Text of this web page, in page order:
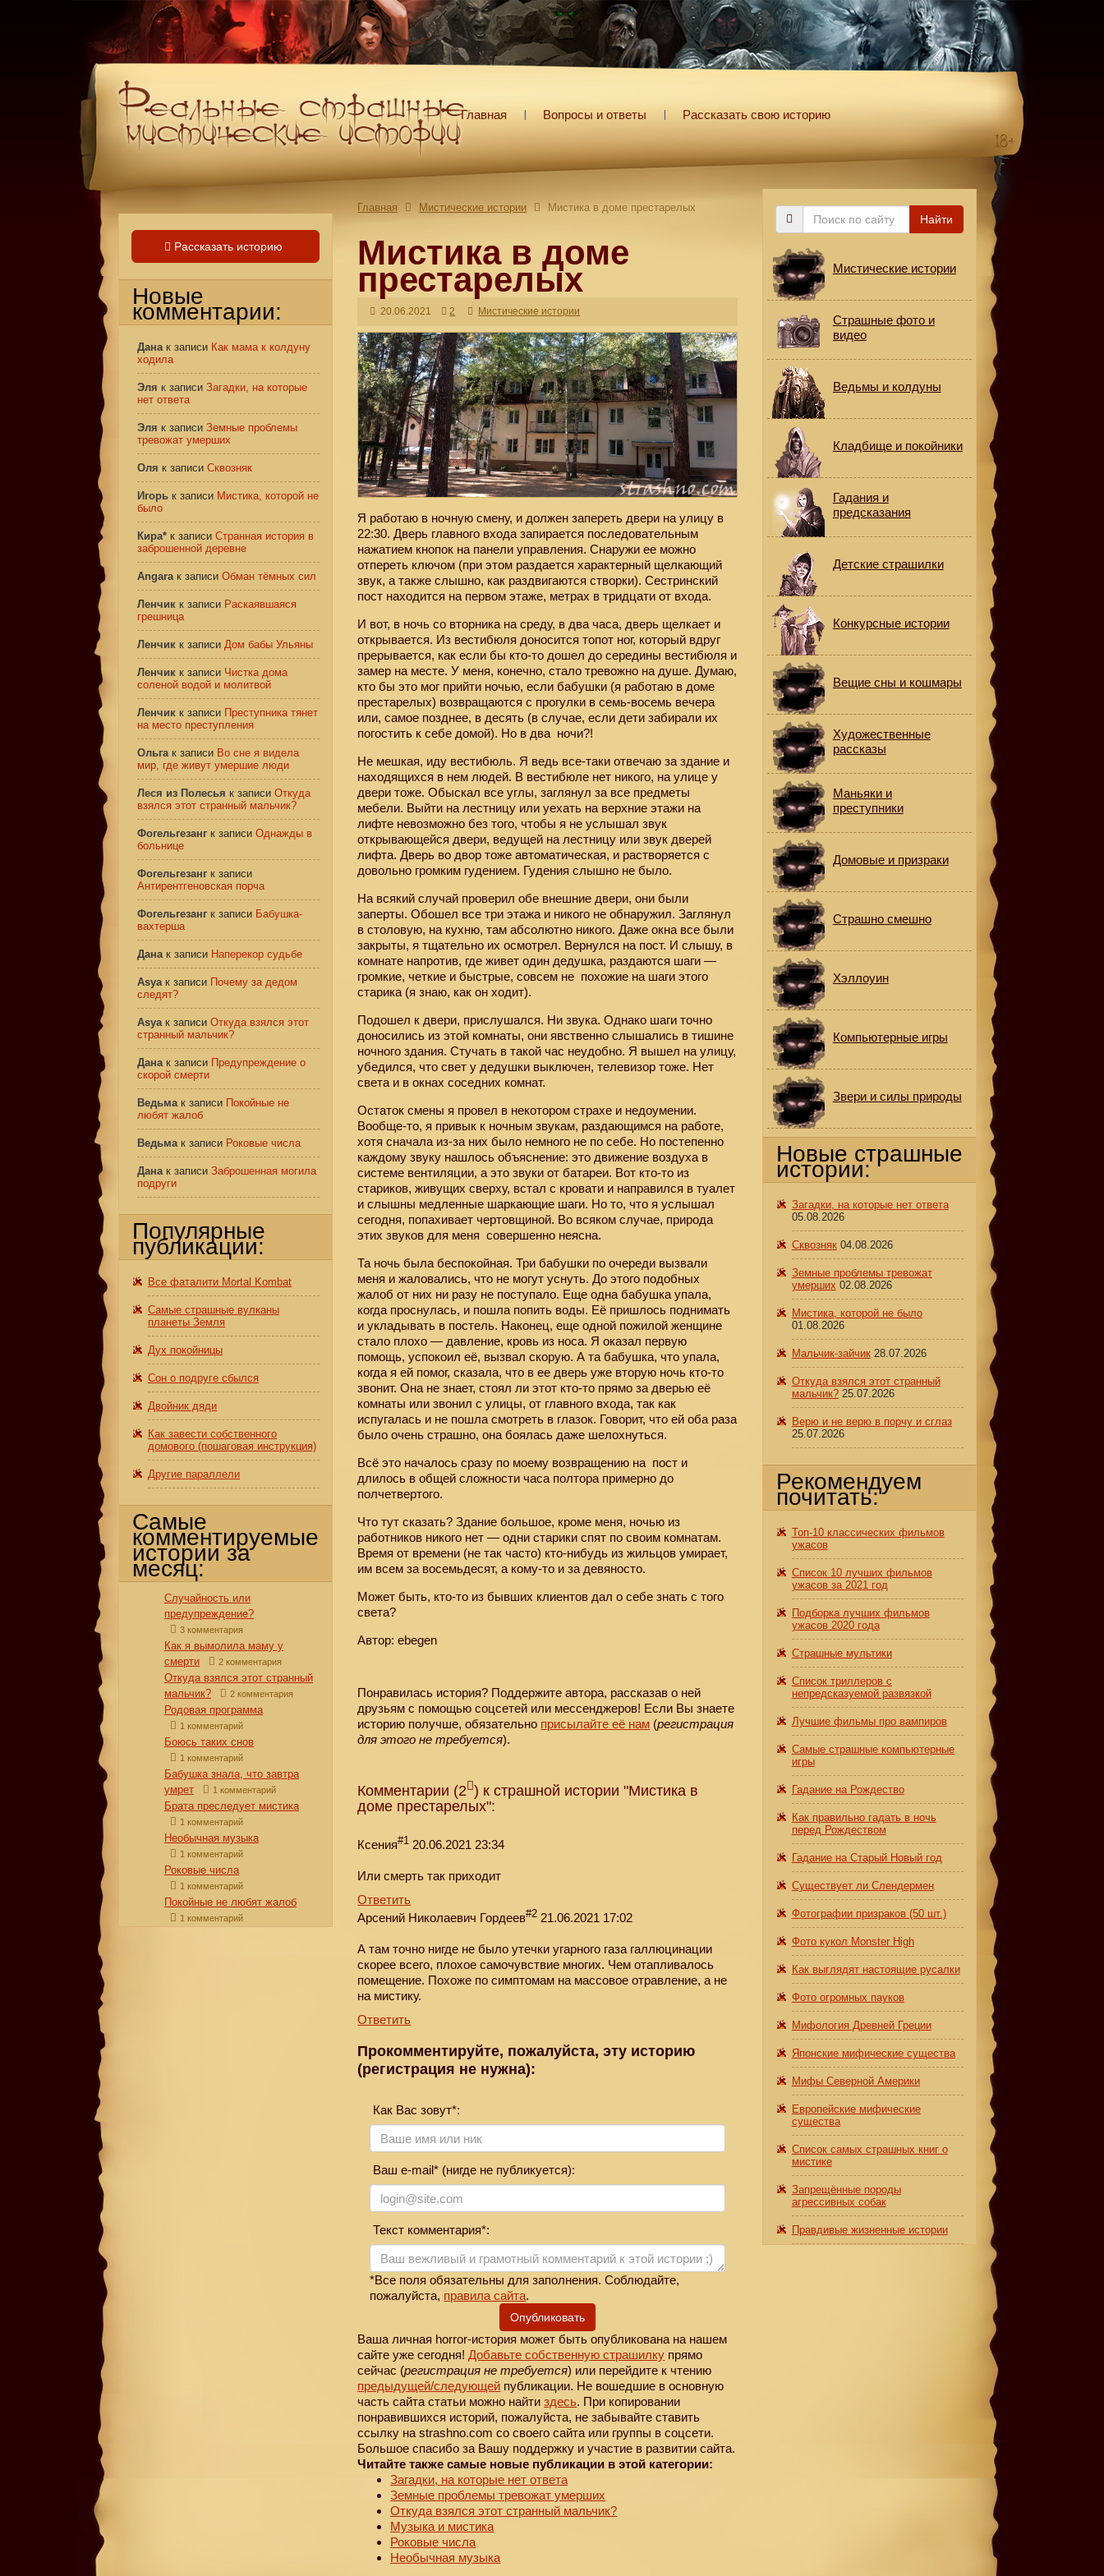
Главная Вопросы и ответы Рассказать свою историю
Главная Мистические истории Мистика в доме престарелых
Мистика в доме
престарелых
20.06.2021 2 Мистические истории
Я работаю в ночную смену, и должен запереть двери на улицу в
22:30. Дверь главного входа запирается последовательным
нажатием кнопок на панели управления. Снаружи ее можно
отпереть ключом (при этом раздается характерный щелкающий
звук, а также слышно, как раздвигаются створки). Сестринский
пост находится на первом этаже, метрах в тридцати от входа.
И вот, в ночь со вторника на среду, в два часа, дверь щелкает и
открывается. Из вестибюля доносится топот ног, который вдруг
прерывается, как если бы кто-то дошел до середины вестибюля и
замер на месте. У меня, конечно, стало тревожно на душе. Думаю,
кто бы это мог прийти ночью, если бабушки (я работаю в доме
престарелых) возвращаются с прогулки в семь-восемь вечера
или, самое позднее, в десять (в случае, если дети забирали их
погостить к себе домой). Но в два ночи?!
Не мешкая, иду вестибюль. Я ведь все-таки отвечаю за здание и
находящихся в нем людей. В вестибюле нет никого, на улице у
двери тоже. Обыскал все углы, заглянул за все предметы
мебели. Выйти на лестницу или уехать на верхние этажи на
лифте невозможно без того, чтобы я не услышал звук
открывающейся двери, ведущей на лестницу или звук дверей
лифта. Дверь во двор тоже автоматическая, и растворяется с
довольно громким гудением. Гудения слышно не было.
На всякий случай проверил обе внешние двери, они были
заперты. Обошел все три этажа и никого не обнаружил. Заглянул
в столовую, на кухню, там абсолютно никого. Даже окна все были
закрыты, я тщательно их осмотрел. Вернулся на пост. И слышу, в
комнате напротив, где живет один дедушка, раздаются шаги —
громкие, четкие и быстрые, совсем не похожие на шаги этого
старика (я знаю, как он ходит).
Подошел к двери, прислушался. Ни звука. Однако шаги точно
доносились из этой комнаты, они явственно слышались в тишине
ночного здания. Стучать в такой час неудобно. Я вышел на улицу,
убедился, что свет у дедушки выключен, телевизор тоже. Нет
света и в окнах соседних комнат.
Остаток смены я провел в некотором страхе и недоумении.
Вообще-то, я привык к ночным звукам, раздающимся на работе,
хотя сначала из-за них было немного не по себе. Но постепенно
каждому звуку нашлось объяснение: это движение воздуха в
системе вентиляции, а это звуки от батареи. Вот кто-то из
стариков, живущих сверху, встал с кровати и направился в туалет
и слышны медленные шаркающие шаги. Но то, что я услышал
сегодня, попахивает чертовщиной. Во всяком случае, природа
этих звуков для меня совершенно неясна.
Та ночь была беспокойная. Три бабушки по очереди вызвали
меня и жаловались, что не могут уснуть. До этого подобных
жалоб от них ни разу не поступало. Еще одна бабушка упала,
когда проснулась, и пошла попить воды. Её пришлось поднимать
и укладывать в постель. Наконец, еще одной пожилой женщине
стало плохо — давление, кровь из носа. Я оказал первую
помощь, успокоил её, вызвал скорую. А та бабушка, что упала,
когда я ей помог, сказала, что в ее дверь уже вторую ночь кто-то
звонит. Она не знает, стоял ли этот кто-то прямо за дверью её
комнаты или звонил с улицы, от главного входа, так как
испугалась и не пошла смотреть в глазок. Говорит, что ей оба раза
было очень страшно, она боялась даже шелохнуться.
Всё это началось сразу по моему возвращению на пост и
длилось в общей сложности часа полтора примерно до
полчетвертого.
Что тут сказать? Здание большое, кроме меня, ночью из
работников никого нет — одни старики спят по своим комнатам.
Время от времени (не так часто) кто-нибудь из жильцов умирает,
им всем за восемьдесят, а кому-то и за девяносто.
Может быть, кто-то из бывших клиентов дал о себе знать с того
света?
Автор: ebegen
Понравилась история? Поддержите автора, рассказав о ней
друзьям с помощью соцсетей или мессенджеров! Если Вы знаете
историю получше, обязательно присылайте её нам (регистрация
для этого не требуется).
Комментарии (2 ) к страшной истории "Мистика в
доме престарелых":
Ксения#1 20.06.2021 23:34
Или смерть так приходит
Ответить
Арсений Николаевич Гордеев#2 21.06.2021 17:02
А там точно нигде не было утечки угарного газа галлюцинации
скорее всего, плохое самочувствие многих. Чем отапливалось
помещение. Похоже по симптомам на массовое отравление, а не
на мистику.
Ответить
Прокомментируйте, пожалуйста, эту историю
(регистрация не нужна):
Как Вас зовут*:
Ваш e-mail* (нигде не публикуется):
Текст комментария*:
*Все поля обязательны для заполнения. Соблюдайте,
пожалуйста, правила сайта.
Опубликовать
Ваша личная horror-история может быть опубликована на нашем
сайте уже сегодня!Добавьте собственную страшилку прямо
сейчас (регистрация не требуется) или перейдите к чтению
предыдущей/следующей публикации. Не вошедшие в основную
часть сайта статьи можно найтиздесь. При копировании
понравившихся историй, пожалуйста, не забывайте ставить
ссылку на strashno.com со своего сайта или группы в соцсети.
Большое спасибо за Вашу поддержку и участие в развитии сайта.
Читайте также самые новые публикации в этой категории:
Загадки, на которые нет ответа
Земные проблемы тревожат умерших
Откуда взялся этот странный мальчик?
Музыка и мистика
Роковые числа
Необычная музыка
Рассказать историю
Новые
комментарии:
Данак записи Как мама к колдуну
ходила
Эля к записи Загадки, на которые
нет ответа
Эля к записи Земные проблемы
тревожат умерших
Оля к записи Сквозняк
Игорь к записи Мистика, которой не
было
Кира* к записи Странная история в
заброшенной деревне
Angaraк записи Обман тёмных сил
Ленчик к записи Раскаявшаяся
грешница
Ленчик к записи Дом бабы Ульяны
Ленчик к записи Чистка дома
соленой водой и молитвой
Ленчик к записи Преступника тянет
на место преступления
Ольгак записи Во сне я видела
мир, где живут умершие люди
Леся из Полесья к записи Откуда
взялся этот странный мальчик?
Фогельгезанг к записи Однажды в
больнице
Фогельгезанг к записи
Антирентгеновская порча
Фогельгезанг к записи Бабушка-
вахтерша
Данак записи Наперекор судьбе
Asyaк записи Почему за дедом
следят?
Asyaк записи Откуда взялся этот
странный мальчик?
Данак записи Предупреждение о
скорой смерти
Ведьмак записи Покойные не
любят жалоб
Ведьмак записи Роковые числа
Данак записи Заброшенная могила
подруги
Популярные
публикации:
Все фаталити Mortal Kombat
Самые страшные вулканы
планеты Земля
Дух покойницы
Сон о подруге сбылся
Двойник дяди
Как завести собственного
домового (пошаговая инструкция)
Другие параллели
Самые
комментируемые
истории за
месяц:
Случайность или
предупреждение?
3 комментария
Как я вымолила маму у
смерти
2 комментария
Откуда взялся этот странный
мальчик?
2 комментария
Родовая программа
1 комментарий
Боюсь таких снов
1 комментарий
Бабушка знала, что завтра
умрет
1 комментарий
Брата преследует мистика
1 комментарий
Необычная музыка
1 комментарий
Роковые числа
1 комментарий
Покойные не любят жалоб
1 комментарий
Поиск
Найти
Мистические истории
Страшные фото и
видео
Ведьмы и колдуны
Кладбище и покойники
Гадания и
предсказания
Детские страшилки
Конкурсные истории
Вещие сны и кошмары
Художественные
рассказы
Маньяки и
преступники
Домовые и призраки
Страшно смешно
Хэллоуин
Компьютерные игры
Звери и силы природы
Новые страшные
истории:
Загадки, на которые нет ответа
05.08.2026
Сквозняк 04.08.2026
Земные проблемы тревожат
умерших 02.08.2026
Мистика, которой не было
01.08.2026
Мальчик-зайчик 28.07.2026
Откуда взялся этот странный
мальчик? 25.07.2026
Верю и не верю в порчу и сглаз
25.07.2026
Рекомендуем
почитать:
Топ-10 классических фильмов
ужасов
Список 10 лучших фильмов
ужасов за 2021 год
Подборка лучших фильмов
ужасов 2020 года
Страшные мультики
Список триллеров с
непредсказуемой развязкой
Лучшие фильмы про вампиров
Самые страшные компьютерные
игры
Гадание на Рождество
Как правильно гадать в ночь
перед Рождеством
Гадание на Старый Новый год
Существует ли Слендермен
Фотографии призраков (50 шт.)
Фото кукол Monster High
Как выглядят настоящие русалки
Фото огромных пауков
Мифология Древней Греции
Японские мифические существа
Мифы Северной Америки
Европейские мифические
существа
Список самых страшных книг о
мистике
Запрещённые породы
агрессивных собак
Правдивые жизненные истории